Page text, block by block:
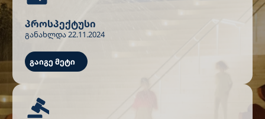
პროსპექტუსი
განახლდა 22.11.2024
გაიგე მეტი